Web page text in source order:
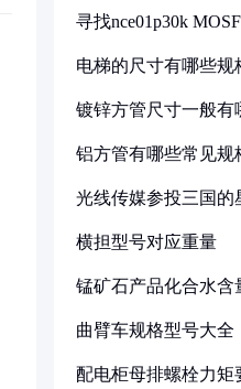
寻找nce01p30k
电梯的尺寸有哪些规
镀锌方管尺寸一般有
铝方管有哪些常见规
光线传媒参投三国的
横担型号对应重量
锰矿石产品化合水含
曲臂车规格型号大全
配电柜母排螺栓力矩